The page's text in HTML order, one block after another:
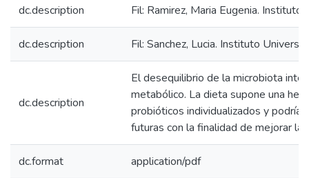
dc.description Fil: Ramirez, Maria Eugenia.
dc.description Fil: Sanchez, Lucia. Instituto
dc.description
El desequilibrio de la microbiota
metabólico. La dieta supone una
probióticos individualizados y podría
futuras con la finalidad de mejorar la
dc.format application/pdf